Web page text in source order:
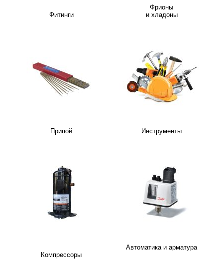
Фитинги
Припой
Компрессоры
Фрионы
и хладоны
Инструменты
Автоматика и арматура